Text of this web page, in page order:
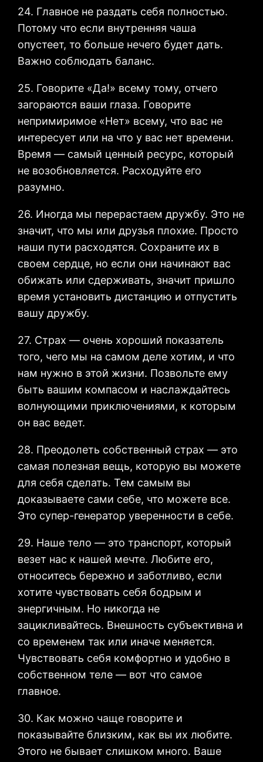
24. Главное не раздать себя полностью.
Потому что если внутренняя чаша
опустеет, то больше нечего будет дать.
Важно соблюдать баланс.
25. Говорите «Да!» всему тому, отчего
загораются ваши глаза. Говорите
непримиримое «Нет» всему, что вас не
интересует или на что у вас нет времени.
Время — самый ценный ресурс, который
не возобновляется. Расходуйте его
разумно.
26. Иногда мы перерастаем дружбу. Это не
значит, что мы или друзья плохие. Просто
наши пути расходятся. Сохраните их в
своем сердце, но если они начинают вас
обижать или сдерживать, значит пришло
время установить дистанцию и отпустить
вашу дружбу.
27. Страх — очень хороший показатель
того, чего мы на самом деле хотим, и что
нам нужно в этой жизни. Позвольте ему
быть вашим компасом и наслаждайтесь
волнующими приключениями, к которым
он вас ведет.
28. Преодолеть собственный страх — это
самая полезная вещь, которую вы можете
для себя сделать. Тем самым вы
доказываете сами себе, что можете все.
Это супер-генератор уверенности в себе.
29. Наше тело — это транспорт, который
везет нас к нашей мечте. Любите его,
относитесь бережно и заботливо, если
хотите чувствовать себя бодрым и
энергичным. Но никогда не
зацикливайтесь. Внешность субъективна и
со временем так или иначе меняется.
Чувствовать себя комфортно и удобно в
собственном теле — вот что самое
главное.
30. Как можно чаще говорите и
показывайте близким, как вы их любите.
Этого не бывает слишком много. Ваше